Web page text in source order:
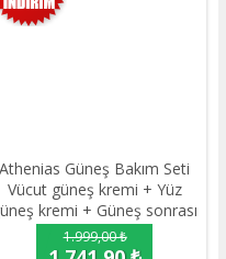
Athenias Güneş Bakım Seti
Vücut güneş kremi + Yüz
kremi + Güneş sonrası
spray Athenias Güneş Bakım
Seti Sunscreen cream + Sun
1.999,00 ₺